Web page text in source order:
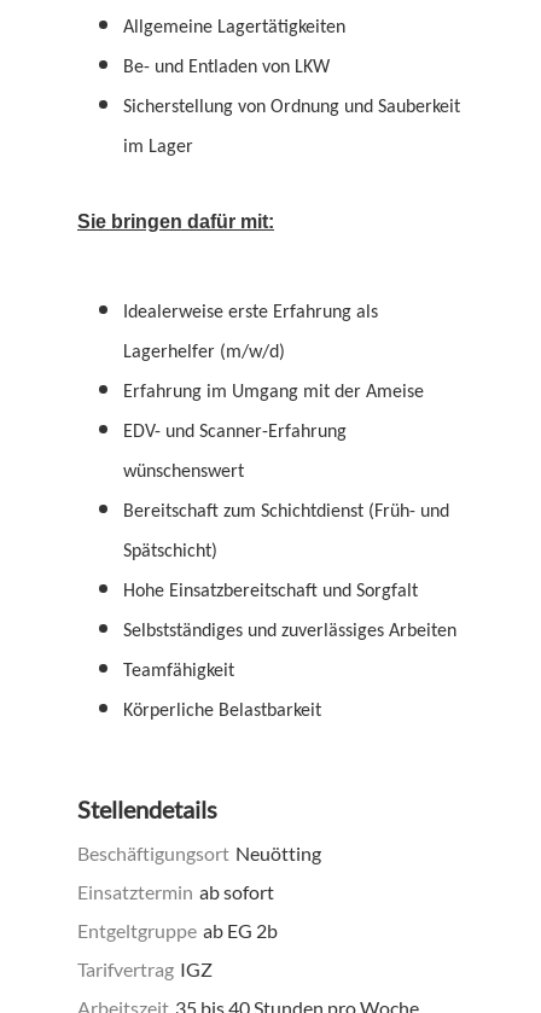
Allgemeine Lagertätigkeiten
Be- und Entladen von LKW
Sicherstellung von Ordnung und Sauberkeit
im Lager
Sie bringen dafür mit:
Idealerweise erste Erfahrung als
Lagerhelfer (m/w/d)
Erfahrung im Umgang mit der Ameise
EDV- und Scanner-Erfahrung
wünschenswert
Bereitschaft zum Schichtdienst (Früh- und
Spätschicht)
Hohe Einsatzbereitschaft und Sorgfalt
Selbstständiges und zuverlässiges Arbeiten
Teamfähigkeit
Körperliche Belastbarkeit
Stellendetails
Beschäftigungsort Neuötting
Einsatztermin ab sofort
Entgeltgruppe ab EG 2b
Tarifvertrag IGZ
Arbeitszeit 35 bis 40 Stunden pro Woche